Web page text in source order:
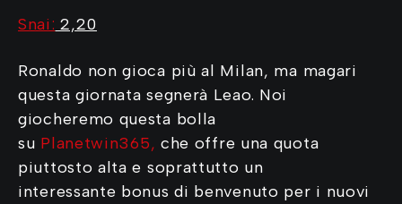
Snai: 2,20
Ronaldo non gioca più al Milan, ma magari
questa giornata segnerà Leao. Noi
giocheremo questa bolla
su Planetwin365, che offre una quota
piuttosto alta e soprattutto un
interessante bonus di benvenuto per i nuovi